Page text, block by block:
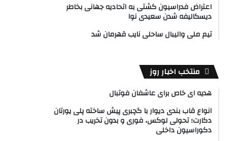
اعتراض فدراسیون کشتی به اتحادیه جهانی بخاطر
دیسکالیفه شدن سعیدی نوا
تیم ملی والیبال ساحلی نایب قهرمان شد
منتخب اخبار روز
هدیه ای خاص برای عاشفان فوتبال
انواع قاب بندی دیوار با گچبری پیش ساخته پلی یورتان
دکارت؛ تحولی لوکس، فوری و بدون تخریب در
دکوراسیون داخلی